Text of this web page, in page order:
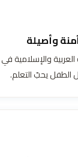
وأصيلة
والإسلامية في
الطفل يحبّ التعلم.